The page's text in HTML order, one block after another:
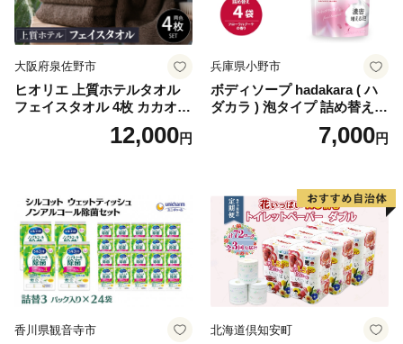
-1]
大阪府泉佐野市
ヒオリエ 上質ホテルタオル
フェイスタオル 4枚 カカオ
【タオル 泉州タオル 吸水 普
段使い 無地 シンプル 日用品
12,000円
兵庫県小野市
ボディソープ hadakara ( ハ
ダカラ ) 泡タイプ 詰め替え 4
40ml×4袋 ボディーソープ 泡
ボディソープ 泡 日用品 消耗
泡石鹸 石鹸 兵庫 兵庫県 小野
7,000円
香川県観音寺市 北海道倶知安町